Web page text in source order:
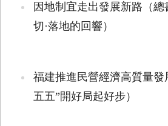
因地制宜走出發展新路（總
切·落地的回響）
福建推進民營經濟高質量發
五五”開好局起好步）